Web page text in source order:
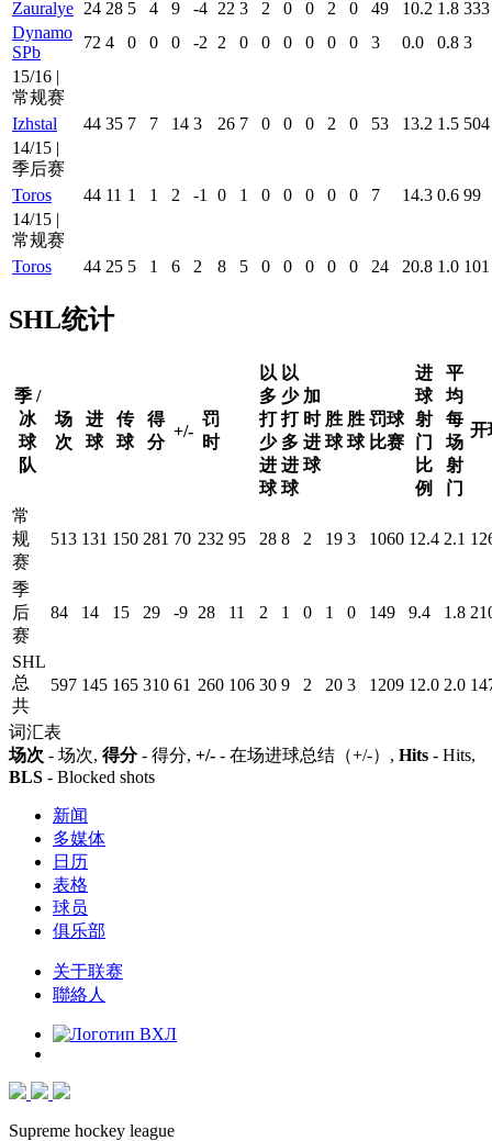
Zauralye 24 28 5 4 9 -4 22 3 2 0 0 2 0 49 10.2 1.8 333
Dynamo
SPb
72 4 0 0 0 -2 2 0 0 0 0 0 0 3 0.0 0.8 3
15/16 |
常规赛
Izhstal
44 35 7 7 14 3 26 7 0 0 0 2 0 53 13.2 1.5 504
14/15 |
季后赛
Toros
44 11 1 1 2 -1 0 1 0 0 0 0 0 7 14.3 0.6 99
14/15 |
常规赛
Toros
44 25 5 1 6 2 8 5 0 0 0 0 0 24 20.8 1.0 101
SHL统计
季 /
冰
球
队
场
次
进
球
传
球
得
分
+/-
罚
时
以
多
打
少
进
球
以
少
打
多
进
球
加
时
进
球
胜
球
胜
球
罚球
比赛
进
球
射
门
比
例
平
均
每
场
射
门
开
常
规
赛
513 131 150 281 70 232 95 28 8 2 19 3 1060 12.4 2.1
季
后
赛
84 14 15 29 -9 28 11 2 1 0 1 0 149 9.4 1.8
SHL
总
共
597 145 165 310 61 260 106 30 9 2 20 3 1209 12.0 2.0
词汇表
场次 - 场次, 得分- 得分, +/- - 在场进球总结（+/-）, Hits - Hits,
BLS - Blocked shots
新闻
多媒体
日历
表格
球员
俱乐部
关于联赛
聯絡人
Supreme hockey league